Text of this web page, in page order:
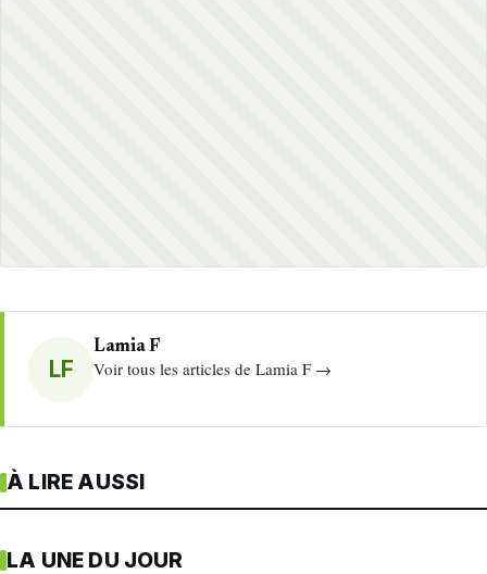
LF
Lamia F
Voir tous les articles de Lamia F →
À LIRE AUSSI
LA UNE DU JOUR